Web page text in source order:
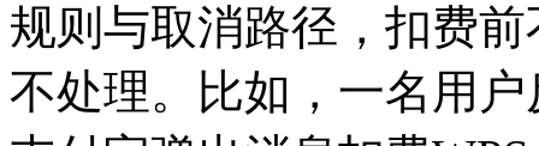
规则与取消路径，扣费
不处理。比如，一名用户